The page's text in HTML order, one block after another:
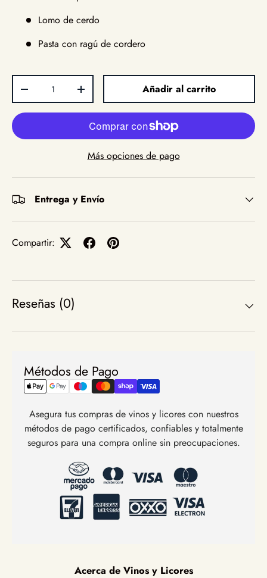
Lomo de cerdo
Pasta con ragú de cordero
Disminuir cantidadAumentar la cantidadAñadir al carrito
Más opciones de pago
Entrega y Envío
Compartir:
Reseñas (0)
Métodos de Pago
Asegura tus compras de vinos y licores con nuestros
métodos de pago certificados, confiables y totalmente
seguros para una compra online sin preocupaciones.
Acerca de Vinos y Licores